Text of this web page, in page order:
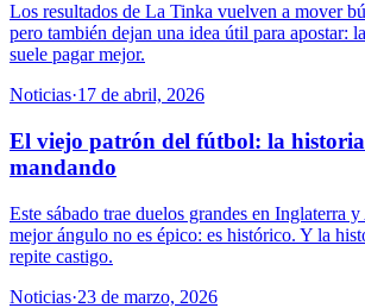
Los resultados de La Tinka vuelven a mover
pero también dejan una idea útil para apostar:
suele pagar mejor.
Noticias·17 de abril, 2026
El viejo patrón del fútbol: la historia
mandando
Este sábado trae duelos grandes en Inglaterra
mejor ángulo no es épico: es histórico. Y la
repite castigo.
Noticias·23 de marzo, 2026